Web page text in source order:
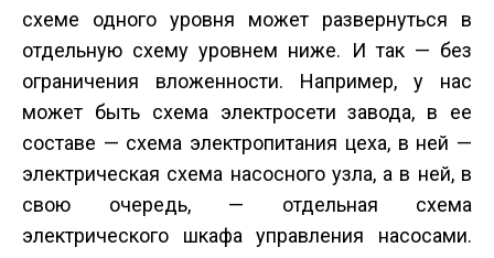
схеме одного уровня может развернуться в
отдельную схему уровнем ниже. И так — без
ограничения вложенности. Например, у нас
может быть схема электросети завода, в ее
составе — схема электропитания цеха, в ней —
электрическая схема насосного узла, а в ней, в
свою очередь, — отдельная схема
электрического шкафа управления насосами.